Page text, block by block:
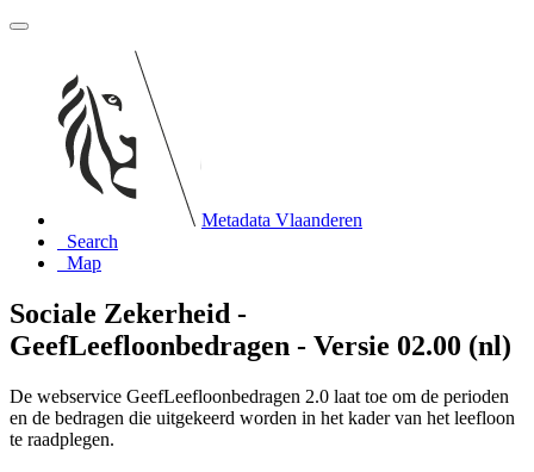
Metadata Vlaanderen
Search
Map
Sociale Zekerheid -
GeefLeefloonbedragen - Versie 02.00 (nl)
De webservice GeefLeefloonbedragen 2.0 laat toe om de perioden
en de bedragen die uitgekeerd worden in het kader van het leefloon
te raadplegen.